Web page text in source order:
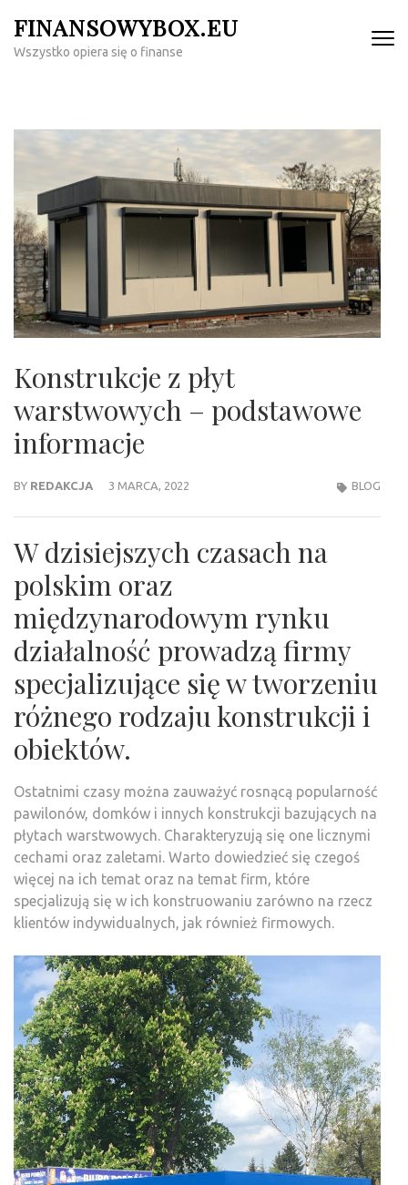
content
FINANSOWYBOX.EU
Wszystko opiera się o finanse
Konstrukcje z płyt
warstwowych – podstawowe
informacje
BY REDAKCJA 3 MARCA, 2022 BLOG
W dzisiejszych czasach na
polskim oraz
międzynarodowym rynku
działalność prowadzą firmy
specjalizujące się w tworzeniu
różnego rodzaju konstrukcji i
obiektów.
Ostatnimi czasy można zauważyć rosnącą popularność
pawilonów, domków i innych konstrukcji bazujących na
płytach warstwowych. Charakteryzują się one licznymi
cechami oraz zaletami. Warto dowiedzieć się czegoś
więcej na ich temat oraz na temat firm, które
specjalizują się w ich konstruowaniu zarówno na rzecz
klientów indywidualnych, jak również firmowych.